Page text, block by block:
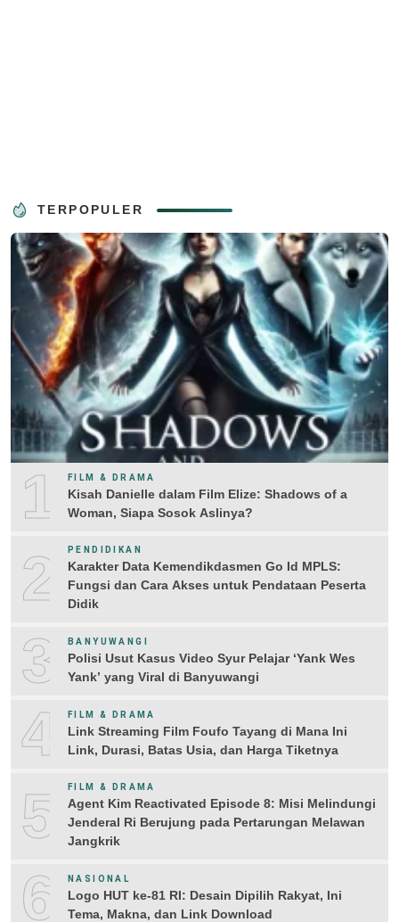
TERPOPULER
1 FILM & DRAMA
Kisah Danielle dalam Film Elize: Shadows of a
Woman, Siapa Sosok Aslinya?
2 PENDIDIKAN
Karakter Data Kemendikdasmen Go Id MPLS:
Fungsi dan Cara Akses untuk Pendataan Peserta
Didik
3 BANYUWANGI
Polisi Usut Kasus Video Syur Pelajar ‘Yank Wes
Yank’ yang Viral di Banyuwangi
4 FILM & DRAMA
Link Streaming Film Foufo Tayang di Mana Ini
Link, Durasi, Batas Usia, dan Harga Tiketnya
5 FILM & DRAMA
Agent Kim Reactivated Episode 8: Misi Melindungi
Jenderal Ri Berujung pada Pertarungan Melawan
Jangkrik
6 NASIONAL
Logo HUT ke-81 RI: Desain Dipilih Rakyat, Ini
Tema, Makna, dan Link Download